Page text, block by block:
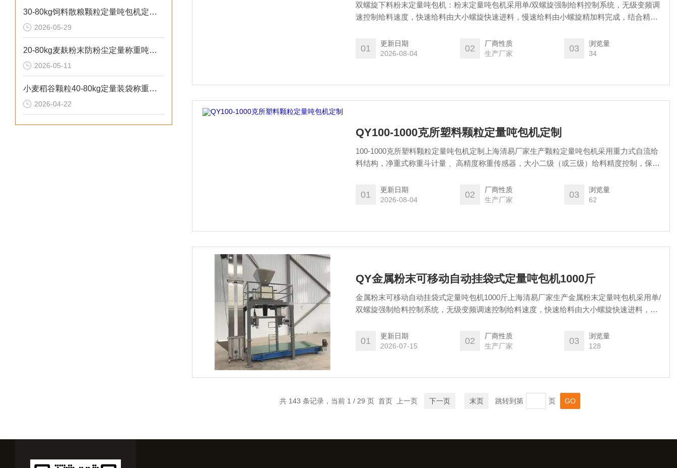
30-80kg饲料散粮颗粒定量吨包机定制优选设备
2026-05-29
20-80kg麦麸粉末防粉尘定量称重吨包机工作原料
2026-05-11
小麦稻谷颗粒40-80kg定量装袋称重吨包机厂家
2026-04-22
双螺旋下料粉末定量吨包机：粉末定量吨包机采用单/双螺旋强制给料控制系统，无级变频调
速控制给料速度，快速给料由大小螺旋快速进料，慢速给料由小螺旋精加料完成，结合精度
后，便可完成自动灌装、自动计量、满称时自动停机
01
更新日期
2026-08-04
02
厂商性质
生产厂家
03
浏览量
34
QY100-1000克所塑料颗粒定量吨包机定制
100-1000克所塑料颗粒定量吨包机定制上海清易厂家生产颗粒定量吨包机采用重力式自流给
料结构，净重式称重斗计量 、高精度称重传感器，大小二级（或三级）给料精度控制，保证
01
更新日期
2026-08-04
02
厂商性质
生产厂家
03
浏览量
62
QY金属粉末可移动自动挂袋式定量吨包机1000斤
金属粉末可移动自动挂袋式定量吨包机1000斤上海清易厂家生产金属粉末定量吨包机采用单/
双螺旋强制给料控制系统，无级变频调速控制给料速度，快速给料由大小螺旋快速进料，慢
01
更新日期
2026-07-15
02
厂商性质
生产厂家
03
浏览量
128
共 143 条记录，当前 1 / 29 页 首页 上一页 下一页 末页 跳转到第 页